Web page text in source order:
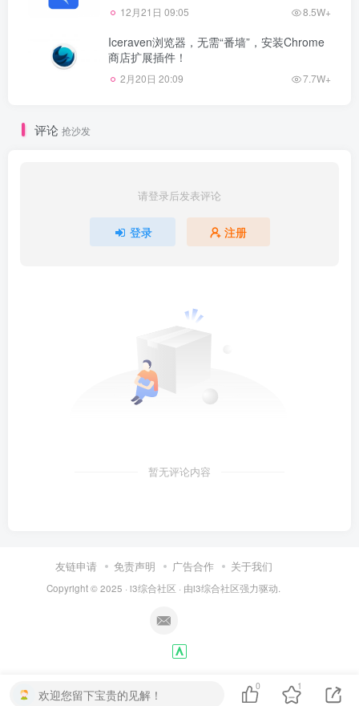
12月21日 09:05 8.5W+
Iceraven浏览器，无需“番墙”，安装Chrome
商店扩展插件！
2月20日 20:09 7.7W+
评论 抢沙发
请登录后发表评论
登录 注册
暂无评论内容
友链申请 免责声明 广告合作 关于我们
Copyright © 2025 · i3综合社区 · 由i3综合社区强力驱动.
欢迎您留下宝贵的见解！
0 1